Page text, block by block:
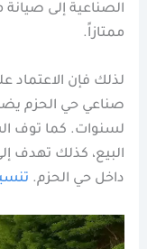
الصناعية إلى
ممتازاً.
لذلك فإن الاعتماد
صناعي حي الحزم
لسنوات. كما توف
البيع، كذلك تهدف
داخل حي الحزم.